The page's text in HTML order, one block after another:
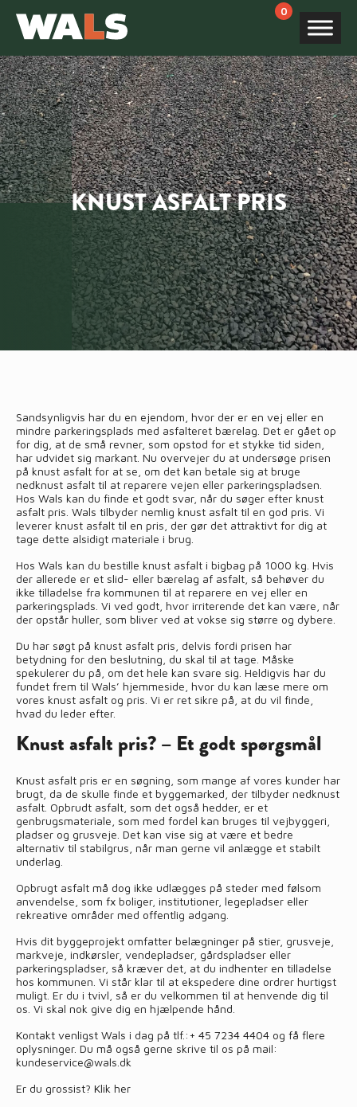
Products
search
KNUST ASFALT PRIS
Sandsynligvis har du en ejendom, hvor der er en vej eller en
mindre parkeringsplads med asfalteret bærelag. Det er gået op
for dig, at de små revner, som opstod for et stykke tid siden,
har udvidet sig markant. Nu overvejer du at undersøge prisen
på knust asfalt for at se, om det kan betale sig at bruge
nedknust asfalt til at reparere vejen eller parkeringspladsen.
Hos Wals kan du finde et godt svar, når du søger efter knust
asfalt pris. Wals tilbyder nemlig knust asfalt til en god pris. Vi
leverer knust asfalt til en pris, der gør det attraktivt for dig at
tage dette alsidigt materiale i brug.
Hos Wals kan du bestille knust asfalt i bigbag på 1000 kg. Hvis
der allerede er et slid- eller bærelag af asfalt, så behøver du
ikke tilladelse fra kommunen til at reparere en vej eller en
parkeringsplads. Vi ved godt, hvor irriterende det kan være, når
der opstår huller, som bliver ved at vokse sig større og dybere.
Du har søgt på knust asfalt pris, delvis fordi prisen har
betydning for den beslutning, du skal til at tage. Måske
spekulerer du på, om det hele kan svare sig. Heldigvis har du
fundet frem til Wals’ hjemmeside, hvor du kan læse mere om
vores knust asfalt og pris. Vi er ret sikre på, at du vil finde,
hvad du leder efter.
Knust asfalt pris? – Et godt spørgsmål
Knust asfalt pris er en søgning, som mange af vores kunder har
brugt, da de skulle finde et byggemarked, der tilbyder nedknust
asfalt. Opbrudt asfalt, som det også hedder, er et
genbrugsmateriale, som med fordel kan bruges til vejbyggeri,
pladser og grusveje. Det kan vise sig at være et bedre
alternativ til stabilgrus, når man gerne vil anlægge et stabilt
underlag.
Opbrugt asfalt må dog ikke udlægges på steder med følsom
anvendelse, som fx boliger, institutioner, legepladser eller
rekreative områder med offentlig adgang.
Hvis dit byggeprojekt omfatter belægninger på stier, grusveje,
markveje, indkørsler, vendepladser, gårdspladser eller
parkeringspladser, så kræver det, at du indhenter en tilladelse
hos kommunen. Vi står klar til at ekspedere dine ordrer hurtigst
muligt. Er du i tvivl, så er du velkommen til at henvende dig til
os. Vi skal nok give dig en hjælpende hånd.
Kontakt venligst Wals i dag på tlf.:+ 45 7234 4404 og få flere
oplysninger. Du må også gerne skrive til os på mail:
kundeservice@wals.dk
Er du grossist? Klik her